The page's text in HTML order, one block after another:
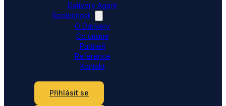
Dativery Agent
Společnost
O Dativery
Co umíme
Partneři
Reference
Kontakt
Přihlásit se